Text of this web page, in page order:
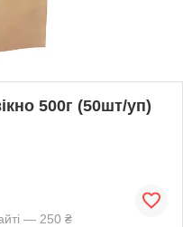
500г (50шт/уп)
— 250 ₴